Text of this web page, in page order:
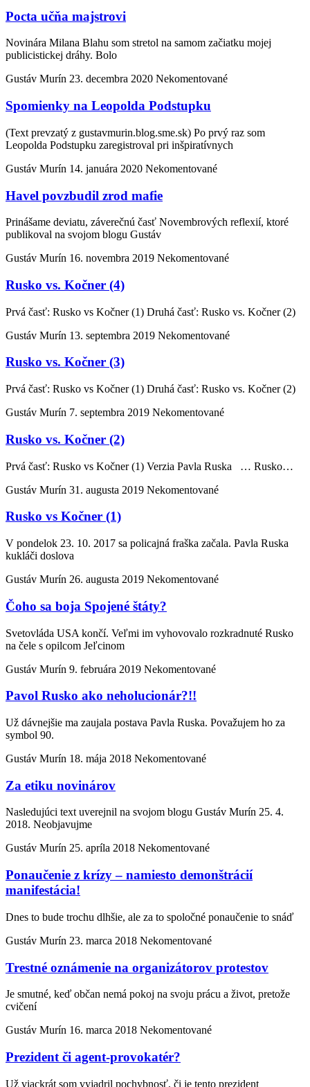
Pocta učňa majstrovi
Novinára Milana Blahu som stretol na samom začiatku mojej
publicistickej dráhy. Bolo
Gustáv Murín 23. decembra 2020 Nekomentované
Spomienky na Leopolda Podstupku
(Text prevzatý z gustavmurin.blog.sme.sk) Po prvý raz som
Leopolda Podstupku zaregistroval pri inšpiratívnych
Gustáv Murín 14. januára 2020 Nekomentované
Havel povzbudil zrod mafie
Prinášame deviatu, záverečnú časť Novembrových reflexií, ktoré
publikoval na svojom blogu Gustáv
Gustáv Murín 16. novembra 2019 Nekomentované
Rusko vs. Kočner (4)
Prvá časť: Rusko vs Kočner (1) Druhá časť: Rusko vs. Kočner (2)
Gustáv Murín 13. septembra 2019 Nekomentované
Rusko vs. Kočner (3)
Prvá časť: Rusko vs Kočner (1) Druhá časť: Rusko vs. Kočner (2)
Gustáv Murín 7. septembra 2019 Nekomentované
Rusko vs. Kočner (2)
Prvá časť: Rusko vs Kočner (1) Verzia Pavla Ruska … Rusko…
Gustáv Murín 31. augusta 2019 Nekomentované
Rusko vs Kočner (1)
V pondelok 23. 10. 2017 sa policajná fraška začala. Pavla Ruska
kukláči doslova
Gustáv Murín 26. augusta 2019 Nekomentované
Čoho sa boja Spojené štáty?
Svetovláda USA končí. Veľmi im vyhovovalo rozkradnuté Rusko
na čele s opilcom Jeľcinom
Gustáv Murín 9. februára 2019 Nekomentované
Pavol Rusko ako neholucionár?!!
Už dávnejšie ma zaujala postava Pavla Ruska. Považujem ho za
symbol 90.
Gustáv Murín 18. mája 2018 Nekomentované
Za etiku novinárov
Nasledujúci text uverejnil na svojom blogu Gustáv Murín 25. 4.
2018. Neobjavujme
Gustáv Murín 25. apríla 2018 Nekomentované
Ponaučenie z krízy – namiesto demonštrácií
manifestácia!
Dnes to bude trochu dlhšie, ale za to spoločné ponaučenie to snáď
Gustáv Murín 23. marca 2018 Nekomentované
Trestné oznámenie na organizátorov protestov
Je smutné, keď občan nemá pokoj na svoju prácu a život, pretože
cvičení
Gustáv Murín 16. marca 2018 Nekomentované
Prezident či agent-provokatér?
Už viackrát som vyjadril pochybnosť, či je tento prezident